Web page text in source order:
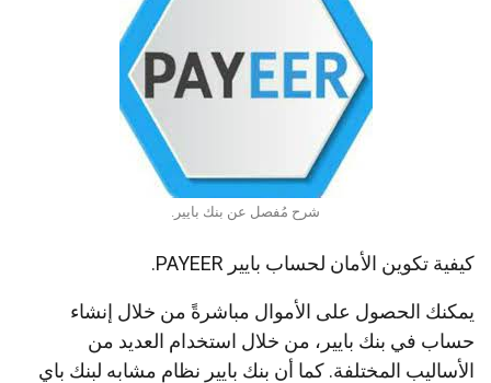
شرح مُفصل عن بنك بايير.
كيفية تكوين الأمان لحساب بايير PAYEER.
يمكنك الحصول على الأموال مباشرةً من خلال إنشاء
حساب في بنك بايير، من خلال استخدام العديد من
الأساليب المختلفة. كما أن بنك بايير نظام مشابه لبنك باي